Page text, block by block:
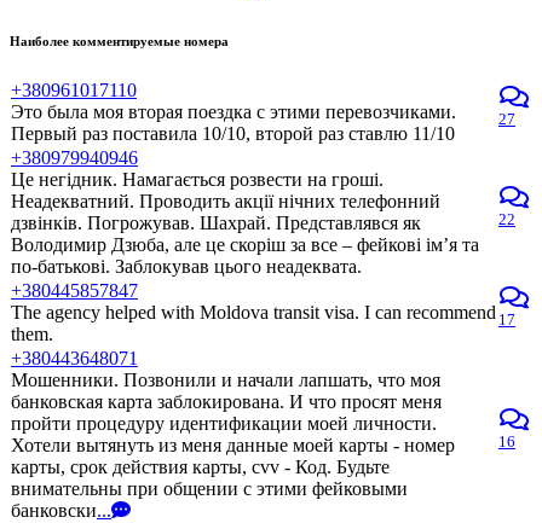
Наиболее комментируемые номера
+380961017110
Это была моя вторая поездка с этими перевозчиками.
Первый раз поставила 10/10, второй раз ставлю 11/10
27
+380979940946
Це негідник. Намагається розвести на гроші.
Неадекватний. Проводить акції нічних телефонний
дзвінків. Погрожував. Шахрай. Представлявся як
Володимир Дзюба, але це скоріш за все – фейкові ім’я та
по-батькові. Заблокував цього неадеквата.
22
+380445857847
The agency helped with Moldova transit visa. I can recommend
them.
17
+380443648071
Мошенники. Позвонили и начали лапшать, что моя
банковская карта заблокирована. И что просят меня
пройти процедуру идентификации моей личности.
Хотели вытянуть из меня данные моей карты - номер
карты, срок действия карты, cvv - Код. Будьте
внимательны при общении с этими фейковыми
банковски...
16